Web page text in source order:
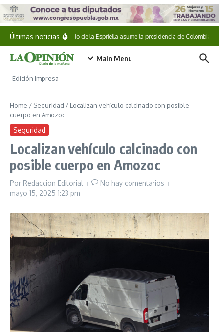
Saltar al contenido
Últimas noticiasAbelardo de la Espriella asume la presidencia de Colombia
Main Menu
Edición Impresa
Home / Seguridad / Localizan vehículo calcinado con posible
cuerpo en Amozoc
Seguridad
Localizan vehículo calcinado con
posible cuerpo en Amozoc
Por Redaccion Editorial
No hay comentarios
mayo 15, 2025 1:23 pm